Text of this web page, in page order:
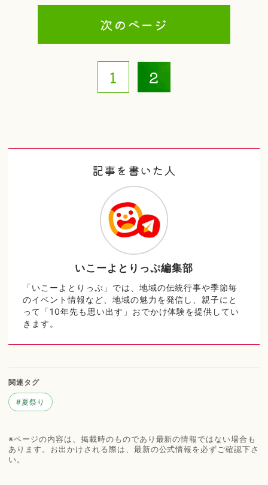
次のページ
1 2
記事を書いた人
いこーよとりっぷ編集部
「いこーよとりっぷ」では、地域の伝統行事や季節毎
のイベント情報など、地域の魅力を発信し、親子にと
って「10年先も思い出す」おでかけ体験を提供してい
きます。
関連タグ
#夏祭り
※ページの内容は、掲載時のものであり最新の情報ではない場合も
あります。お出かけされる際は、最新の公式情報を必ずご確認下さ
い。